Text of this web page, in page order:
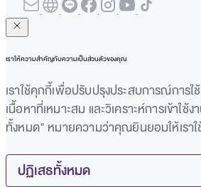
เราให้ความสำคัญกับความเป็นส่วนตัวของคุณ
เราใช้คุกกี้เพื่อปรับปรุงประสบการณ์การ
เนื้อหาที่เหมาะสม และวิเคราะห์การเข้าใ
ทั้งหมด" หมายความว่าคุณยินยอมให้เรา
ปฏิเสธทั้งหมด